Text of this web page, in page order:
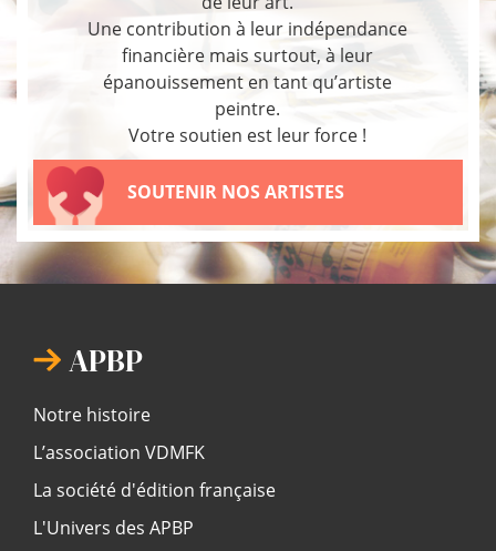
Une contribution à leur indépendance
financière mais surtout, à leur
épanouissement en tant qu’artiste
peintre.
Votre soutien est leur force !
SOUTENIR NOS ARTISTES
APBP
Notre histoire
L’association VDMFK
La société d'édition française
L'Univers des APBP